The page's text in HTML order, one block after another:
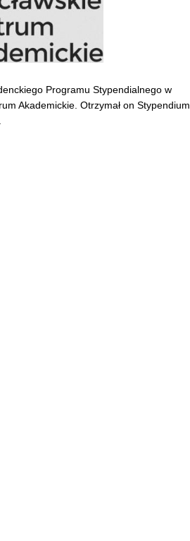
Programu Stypendialnego w
Akademickie. Otrzymał on Stypendium